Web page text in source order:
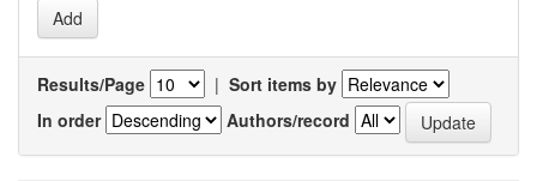
Results/Page | Sort items by
In order
Authors/record